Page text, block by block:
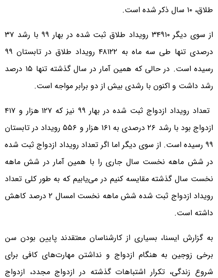
طلاق، ۱۰ سال ذکر شده است.
از سوی دیگر ۳۴۹۱۰ رویداد طلاق ثبت شده در بهار ۹۹ با رشد ۳۷
درصدی تنها طی سه ماه به ۴۸۱۲۲ رویداد طلاق در تابستان ۹۹
رسیده است. در حالی که همین آمار در سال گذشته تنها ۱۵ درصد
رشد داشت و اکنون با رشدی بیش از دو برابر مواجه است.
تعداد رویداد ازدواج ثبت شده در بهار ۹۹ نیز که ۱۲۷ هزار و ۴۱۷
ازدواج بود با رشد ۲۶ درصدی به ۱۶۱ هزار و ۵۵۶ رویداد در تابستان
۹۹ رسیده است. از سوی دیگر اما اگر تعداد رویداد ازدواج ثبت شده
در شش ماهه نخست سال جاری را با همین آمار در شش ماهه
نخست سال گذشته مقایسه کنیم در می‌یابیم که به طور کلی تعداد
رویداد ازدواج ثبت شده شش ماهه نخست امسال ۲ درصد کاهش
داشته است.
به گزارش ایسنا، بسیاری از کارشناسان معتقدند پایین بودن سن
برخی زوجین به هنگام ازدواج و نداشتن مهارت‌های کافی برای
شروع زندگی، تکرار اشتباهات گذشته در ازدواج مجدد، ازدواج